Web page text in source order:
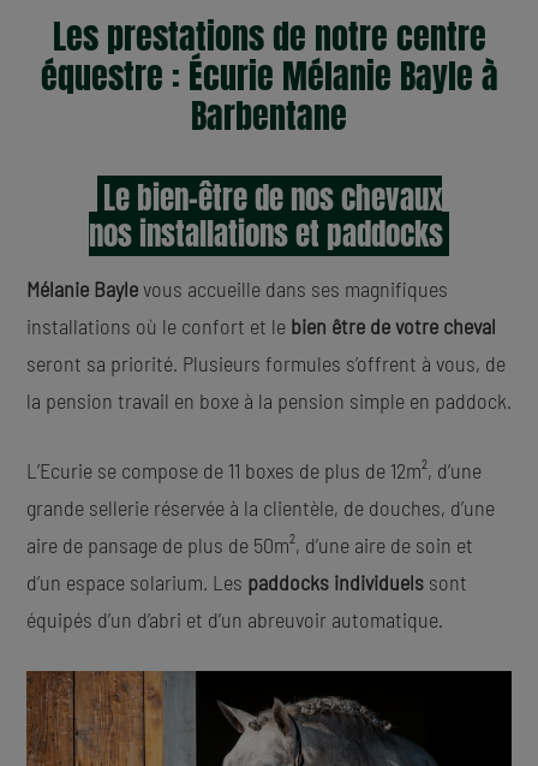
Les prestations de notre centre
équestre : Écurie Mélanie Bayle à
Barbentane
Le bien-être de nos chevaux
nos installations et paddocks
Mélanie Baylevous accueille dans ses magnifiques
installations où le confort et le bien être de votre cheval
seront sa priorité. Plusieurs formules s’offrent à vous, de
la pension travail en boxe à la pension simple en paddock.
L’Ecurie se compose de 11 boxes de plus de 12m², d’une
grande sellerie réservée à la clientèle, de douches, d’une
aire de pansage de plus de 50m², d’une aire de soin et
d’un espace solarium. Les paddocks individuels sont
équipés d’un d’abri et d’un abreuvoir automatique.